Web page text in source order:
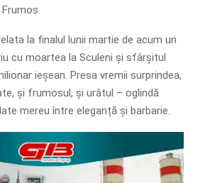
la finalul lunii martie de acum un
cu moartea la Sculeni și sfârșitul
ieșean. Presa vremii surprindea,
și frumosul, și urâtul – oglindă
mereu între eleganță și barbarie.